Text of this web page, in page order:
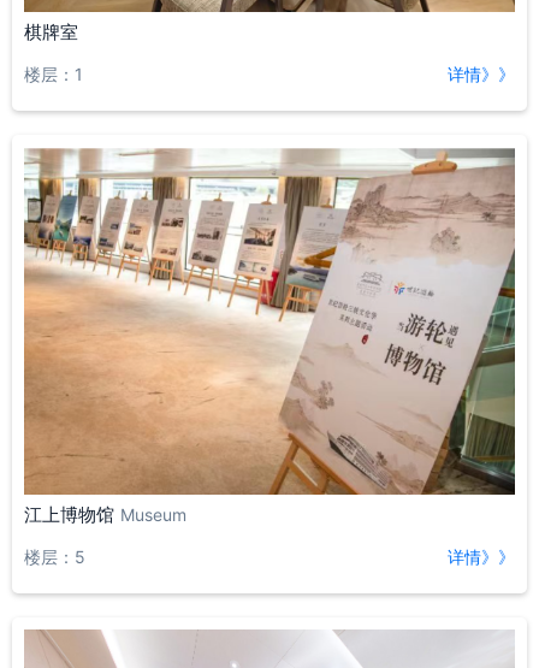
棋牌室
楼层：1 详情》》
江上博物馆 Museum
楼层：5 详情》》